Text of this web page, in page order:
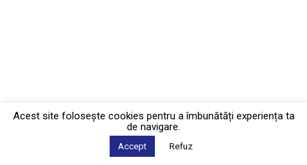
Acest site foloseşte cookies pentru a îmbunătăți experiența ta
de navigare.
Accept Refuz